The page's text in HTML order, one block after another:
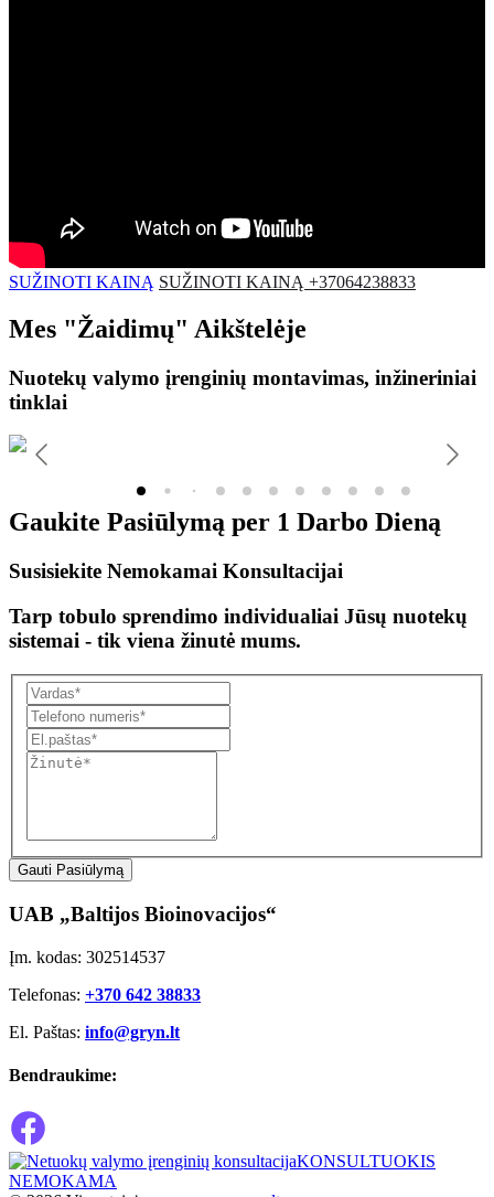
SUŽINOTI KAINĄ SUŽINOTI KAINĄ +37064238833
Mes "Žaidimų" Aikštelėje
Nuotekų valymo įrenginių montavimas, inžineriniai
tinklai
Gaukite Pasiūlymą per 1 Darbo Dieną
Susisiekite Nemokamai Konsultacijai
Tarp tobulo sprendimo individualiai Jūsų nuotekų
sistemai - tik viena žinutė mums.
Gauti Pasiūlymą
UAB „Baltijos Bioinovacijos“
Įm. kodas: 302514537
Telefonas: +370 642 38833
El. Paštas: info@gryn.lt
Bendraukime:
KONSULTUOKIS
NEMOKAMA